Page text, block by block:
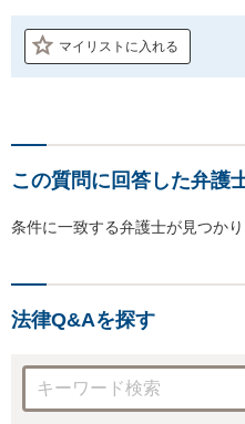
マイリストに入れる
この質問に回答した弁護
条件に一致する弁護士が見つか
法律Q&Aを探す